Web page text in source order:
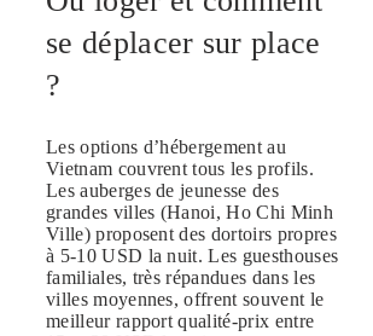
se déplacer sur place
?
Les options d’hébergement au
Vietnam couvrent tous les profils.
Les auberges de jeunesse des
grandes villes (Hanoi, Ho Chi Minh
Ville) proposent des dortoirs propres
à 5-10 USD la nuit. Les guesthouses
familiales, très répandues dans les
villes moyennes, offrent souvent le
meilleur rapport qualité-prix entre